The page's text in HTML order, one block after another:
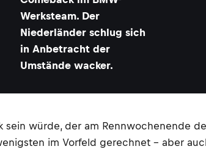
Werksteam. Der
Niederländer schlug sich
in Anbetracht der
Umstände wacker.
sein würde, der am Rennwochenende
im Vorfeld gerechnet – aber